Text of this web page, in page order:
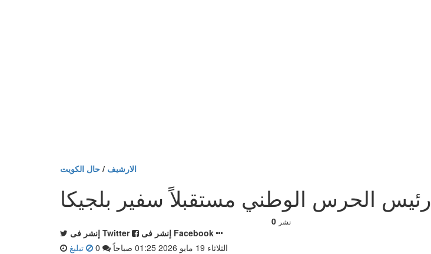
الارشيف / حال الكويت
رئيس الحرس الوطني مستقبلاً سفير بلجيكا
0 نشر
إنشر فى Twitter
إنشر فى Facebook
الثلاثاء 19 مايو 2026 01:25 صباحاً
تبليغ